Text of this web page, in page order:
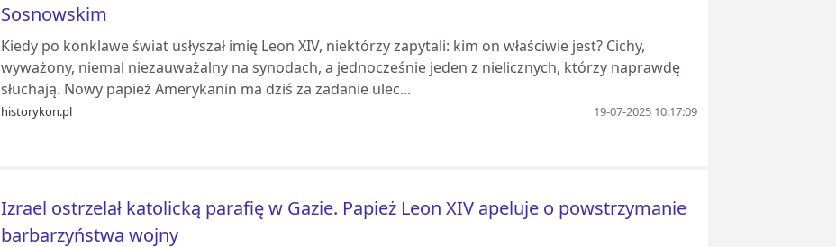
Sosnowskim
Kiedy po konklawe świat usłyszał imię Leon XIV, niektórzy zapytali: kim on właściwie jest? Cichy,
wyważony, niemal niezauważalny na synodach, a jednocześnie jeden z nielicznych, którzy naprawdę
słuchają. Nowy papież Amerykanin ma dziś za zadanie ulec...
historykon.pl 19-07-2025 10:17:09
Izrael ostrzelał katolicką parafię w Gazie. Papież Leon XIV apeluje o powstrzymanie
barbarzyństwa wojny